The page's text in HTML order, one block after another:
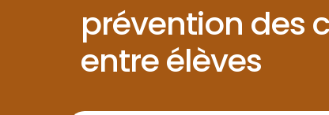
prévention des
entre élèves